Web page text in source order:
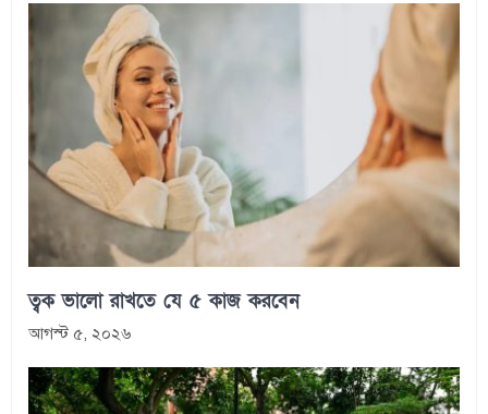
ত্বক ভালো রাখতে যে ৫ কাজ করবেন
আগস্ট ৫, ২০২৬